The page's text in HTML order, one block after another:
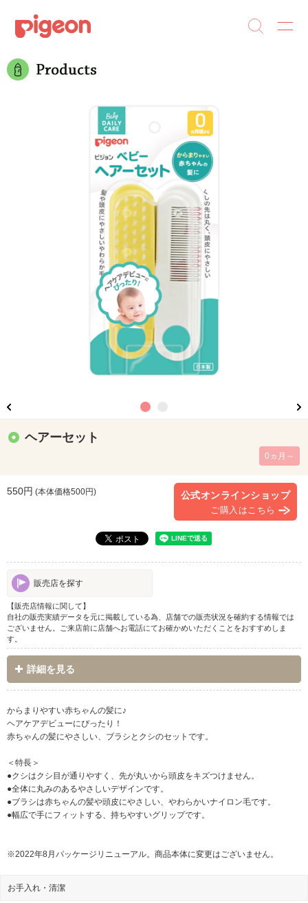
ヘアーセット
0ヵ月～
550円 (本体価格500円) 公式オンラインショップ
ご購入はこちら
販売店を探す
【販売店情報に関して】
自社の販売実績データを元に掲載している為、店舗での販売状況を確約する情報では
ございません。ご来店前に店舗へお電話にてお確かめいただくことをおすすめしま
す。
詳細を見る
からまりやすい赤ちゃんの髪に♪
ヘアケアデビューにぴったり！
赤ちゃんの髪にやさしい、ブラシとクシのセットです。
＜特長＞
●クシはクシ目が通りやすく、先が丸いから頭皮をキズつけません。
●全体に丸みのあるやさしいデザインです。
●ブラシは赤ちゃんの髪や頭皮にやさしい、やわらかいナイロン毛です。
●幅広で手にフィットする、持ちやすいグリップです。
※2022年8月パッケージリニューアル。商品本体に変更はございません。
お手入れ・清潔